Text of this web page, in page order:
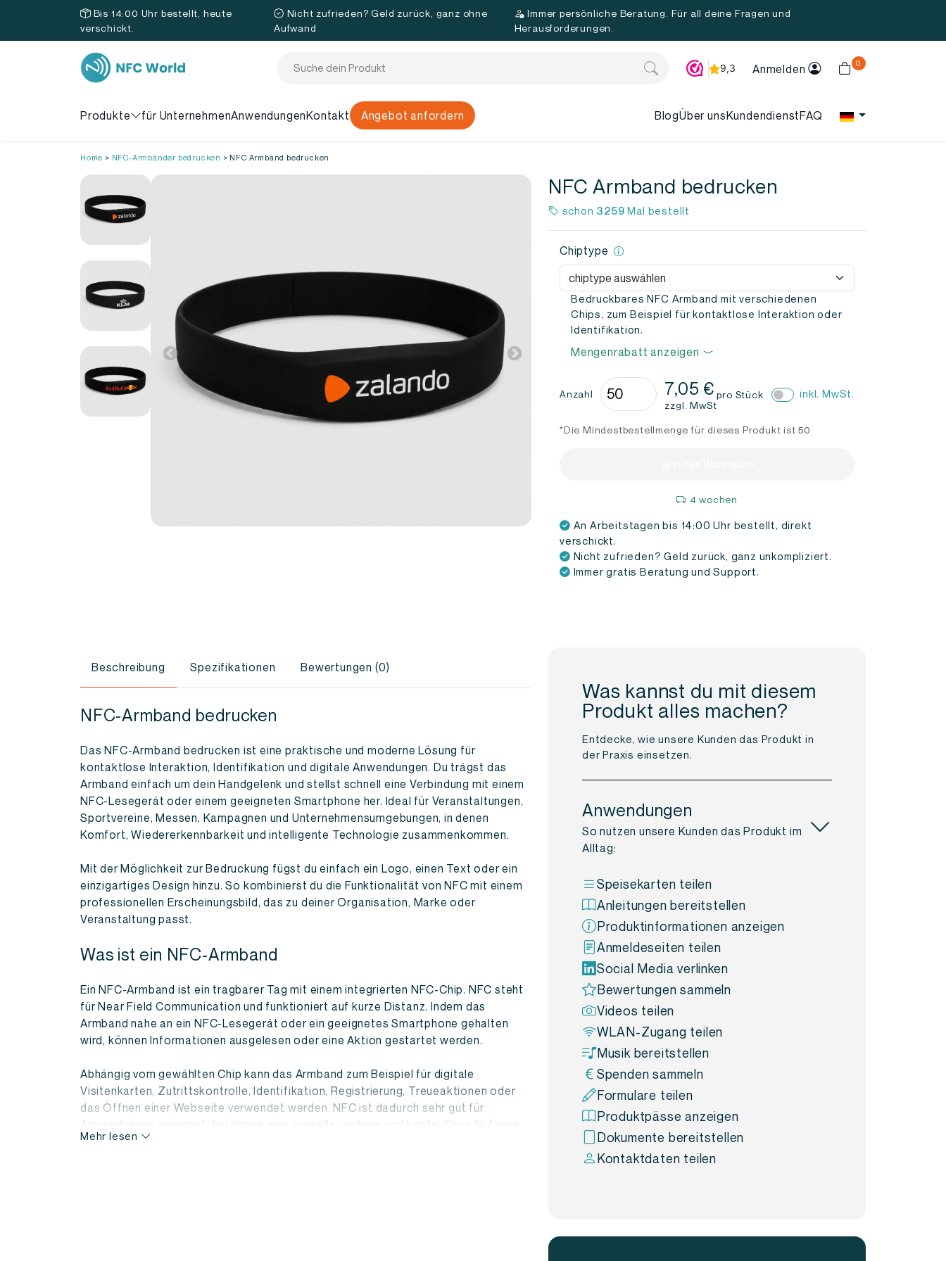
Bis 14:00 Uhr bestellt, heute
verschickt.
Nicht zufrieden? Geld zurück, ganz ohne
Aufwand
Immer persönliche Beratung. Für all deine Fragen und
Herausforderungen.
Anmelden 0
Produkte für UnternehmenAnwendungenKontakt Angebot anfordern BlogÜber unsKundendienstFAQ
Home > NFC-Armbänder bedrucken > NFC Armband bedrucken
NFC Armband bedrucken
schon 3259 Mal bestellt
Chiptype
Bedruckbares NFC Armband mit verschiedenen
Chips, zum Beispiel für kontaktlose Interaktion oder
Identifikation.
Mengenrabatt anzeigen
Anzahl
NFC
Armband
Menge
7,05 €
zzgl. MwSt
pro Stück inkl. MwSt.
*Die Mindestbestellmenge für dieses Produkt ist 50
4 wochen
An Arbeitstagen bis 14:00 Uhr bestellt, direkt
verschickt.
Nicht zufrieden? Geld zurück, ganz unkompliziert.
Immer gratis Beratung und Support.
Beschreibung Spezifikationen Bewertungen (0)
NFC-Armband bedrucken
Das NFC-Armband bedrucken ist eine praktische und moderne Lösung für
kontaktlose Interaktion, Identifikation und digitale Anwendungen. Du trägst das
Armband einfach um dein Handgelenk und stellst schnell eine Verbindung mit einem
NFC-Lesegerät oder einem geeigneten Smartphone her. Ideal für Veranstaltungen,
Sportvereine, Messen, Kampagnen und Unternehmensumgebungen, in denen
Komfort, Wiedererkennbarkeit und intelligente Technologie zusammenkommen.
Mit der Möglichkeit zur Bedruckung fügst du einfach ein Logo, einen Text oder ein
einzigartiges Design hinzu. So kombinierst du die Funktionalität von NFC mit einem
professionellen Erscheinungsbild, das zu deiner Organisation, Marke oder
Veranstaltung passt.
Was ist ein NFC-Armband
Ein NFC-Armband ist ein tragbarer Tag mit einem integrierten NFC-Chip. NFC steht
für Near Field Communication und funktioniert auf kurze Distanz. Indem das
Armband nahe an ein NFC-Lesegerät oder ein geeignetes Smartphone gehalten
wird, können Informationen ausgelesen oder eine Aktion gestartet werden.
Abhängig vom gewählten Chip kann das Armband zum Beispiel für digitale
Visitenkarten, Zutrittskontrolle, Identifikation, Registrierung, Treueaktionen oder
das Öffnen einer Webseite verwendet werden. NFC ist dadurch sehr gut für
Anwendungen geeignet, bei denen eine schnelle, sichere und kontaktlose Nutzung
wichtig ist.
Mehr lesen
Was kannst du mit diesem
Produkt alles machen?
Entdecke, wie unsere Kunden das Produkt in
der Praxis einsetzen.
Anwendungen
So nutzen unsere Kunden das Produkt im
Alltag:
Speisekarten teilen
Anleitungen bereitstellen
Produktinformationen anzeigen
Anmeldeseiten teilen
Social Media verlinken
Bewertungen sammeln
Videos teilen
WLAN-Zugang teilen
Musik bereitstellen
Spenden sammeln
Formulare teilen
Produktpässe anzeigen
Dokumente bereitstellen
Kontaktdaten teilen